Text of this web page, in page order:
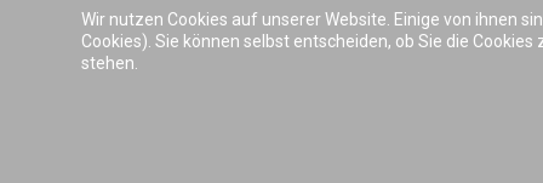
Barrierefreiheit & Tools
Wir nutzen Cookies auf unserer Website. Einige von ihnen
Cookies). Sie können selbst entscheiden, ob Sie die
stehen.